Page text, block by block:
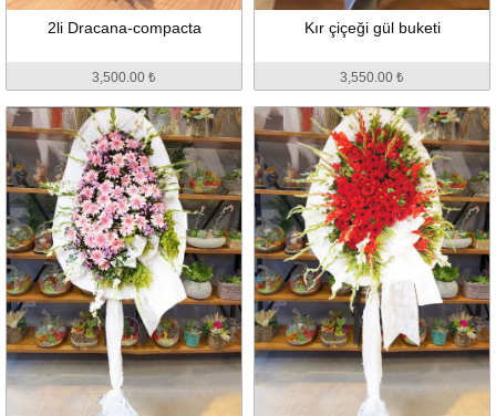
2li Dracana-compacta
3,500.00 ₺
Kır çiçeği gül buketi
3,550.00 ₺